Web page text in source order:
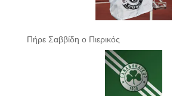
Πήρε Σαββίδη ο Πιερικός